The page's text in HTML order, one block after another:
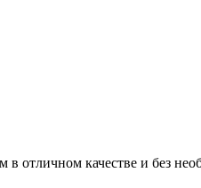
отличном качестве и без